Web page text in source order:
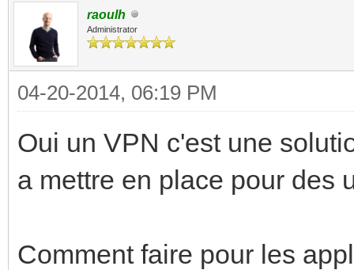
raoulh
Administrator
04-20-2014, 06:19 PM
Oui un VPN c'est une
a mettre en place pour des
Comment faire pour les